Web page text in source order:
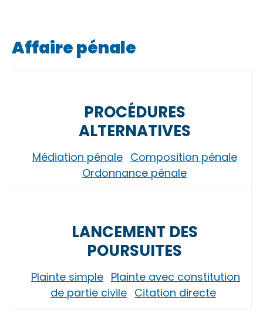
Affaire pénale
PROCÉDURES
ALTERNATIVES
Médiation pénale Composition pénale
Ordonnance pénale
LANCEMENT DES
POURSUITES
Plainte simple Plainte avec constitution
de partie civile Citation directe